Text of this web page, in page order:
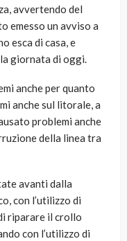
avvertendo del
emesso un avviso a
esca di casa, e
giornata di oggi.
anche per quanto
anche sul litorale, a
problemi anche
della linea tra
avanti dalla
con l’utilizzo di
riparare il crollo
con l’utilizzo di